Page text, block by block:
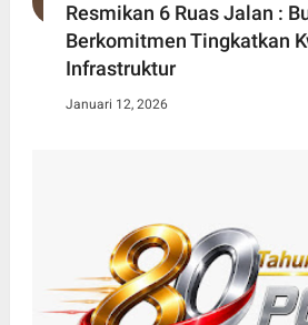
Resmikan 6 Ruas Jalan :
Berkomitmen Tingkatkan
Infrastruktur
Januari 12, 2026